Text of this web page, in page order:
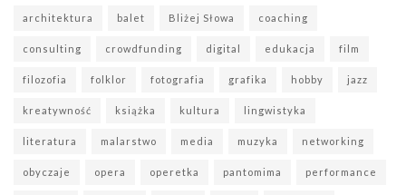
architektura balet Bliżej Słowa coaching
consulting crowdfunding digital edukacja film
filozofia folklor fotografia grafika hobby jazz
kreatywność książka kultura lingwistyka
literatura malarstwo media muzyka networking
obyczaje opera operetka pantomima performance